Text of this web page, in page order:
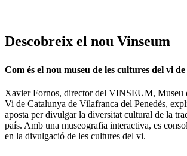
Descobreix el nou Vinseum
Com és el nou museu de les cultures del vi
Xavier Fornos, director del VINSEUM, Museu
Vi de Catalunya de Vilafranca del Penedès,
aposta per divulgar la diversitat cultural de la
país. Amb una museografia interactiva, es
en la divulgació de les cultures del vi.